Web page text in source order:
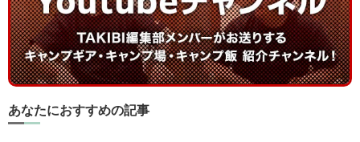
あなたにおすすめの記事